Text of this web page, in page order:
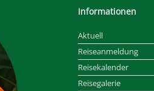
Informationen
Aktuell
Reiseanmeldung
Reisekalender
Reisegalerie